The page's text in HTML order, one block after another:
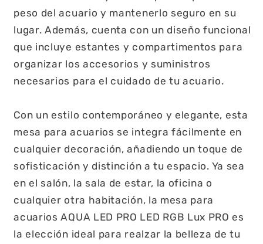
peso del acuario y mantenerlo seguro en su
lugar. Además, cuenta con un diseño funcional
que incluye estantes y compartimentos para
organizar los accesorios y suministros
necesarios para el cuidado de tu acuario.
Con un estilo contemporáneo y elegante, esta
mesa para acuarios se integra fácilmente en
cualquier decoración, añadiendo un toque de
sofisticación y distinción a tu espacio. Ya sea
en el salón, la sala de estar, la oficina o
cualquier otra habitación, la mesa para
acuarios AQUA LED PRO LED RGB Lux PRO es
la elección ideal para realzar la belleza de tu